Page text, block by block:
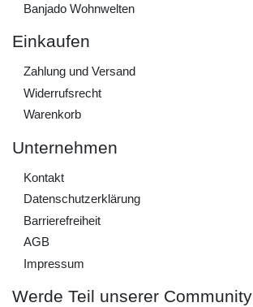
Banjado Wohnwelten
Einkaufen
Zahlung und Versand
Widerrufs­recht
Warenkorb
Unternehmen
Kontakt
Daten­schutz­erklärung
Barrierefreiheit
AGB
Impressum
Werde Teil unserer Community